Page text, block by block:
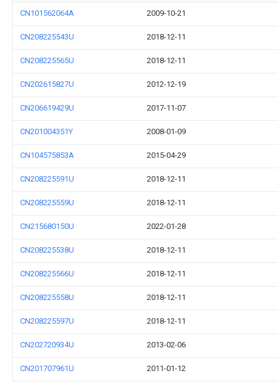
CN101562064A 2009-10-21
CN208225543U 2018-12-11
CN208225565U 2018-12-11
CN202615827U 2012-12-19
CN206619429U 2017-11-07
CN201004351Y 2008-01-09
CN104575853A 2015-04-29
CN208225591U 2018-12-11
CN208225559U 2018-12-11
CN215680150U 2022-01-28
CN208225538U 2018-12-11
CN208225566U 2018-12-11
CN208225558U 2018-12-11
CN208225597U 2018-12-11
CN202720934U 2013-02-06
CN201707961U 2011-01-12